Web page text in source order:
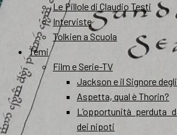
Le Pillole di Claudio Testi
Interviste
Tolkien a Scuola
Temi
Film e Serie-TV
Jackson e il Signore
Aspetta, qual è Thorin?
L’opportunità perduta
dei nipoti